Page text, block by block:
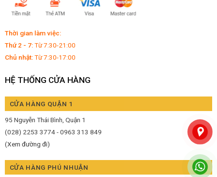
Thời gian làm việc:
Thứ 2 - 7:Từ 7:30-21:00
Chủ nhật:Từ 7:30-17:00
HỆ THỐNG CỬA HÀNG
CỬA HÀNG QUẬN 1
95 Nguyễn Thái Bình, Quận 1
(028) 2253 3774 - 0963 313 849
(Xem đường đi)
CỬA HÀNG PHÚ NHUẬN